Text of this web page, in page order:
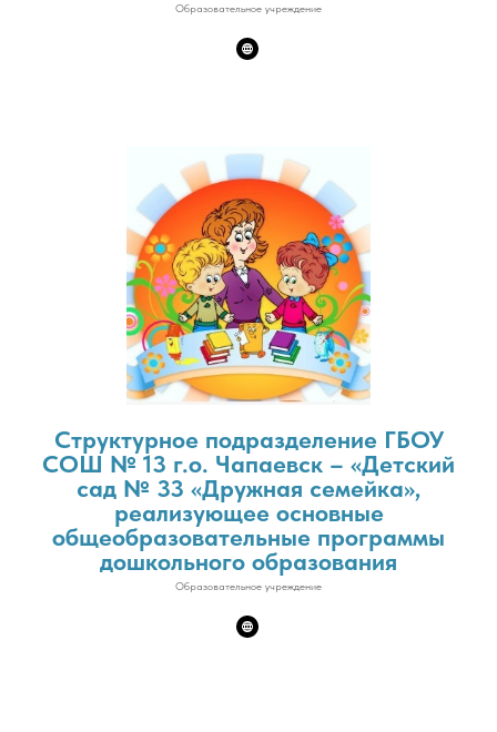
Образовательное учреждение
Структурное подразделение ГБОУ
СОШ № 13 г.о. Чапаевск – «Детский
сад № 33 «Дружная семейка»,
реализующее основные
общеобразовательные программы
дошкольного образования
Образовательное учреждение